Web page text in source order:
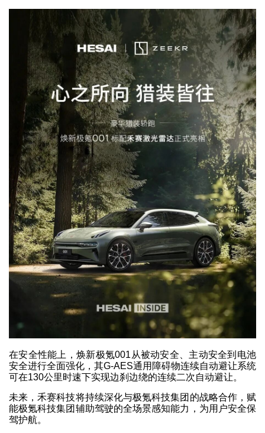
在安全性能上，焕新极氪001从被动安全、主动安全到电池
安全进行全面强化，其G-AES通用障碍物连续自动避让系统
可在130公里时速下实现边刹边绕的连续二次自动避让。
未来，禾赛科技将持续深化与极氪科技集团的战略合作，赋
能极氪科技集团辅助驾驶的全场景感知能力，为用户安全保
驾护航。